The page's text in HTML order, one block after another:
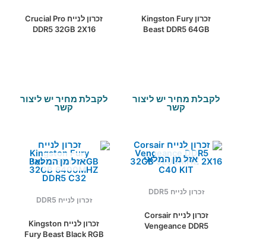
זכרון Kingston Fury
Beast DDR5 64GB
לקבלת מחיר יש ליצור
קשר
זכרון לנייח Crucial Pro
DDR5 32GB 2X16
לקבלת מחיר יש ליצור
קשר
אזל מן המלאי
זכרון לנייח DDR5
זכרון לנייח Corsair
Vengeance DDR5
אזל מן המלאי
זכרון לנייח DDR5
זכרון לנייח Kingston
Fury Beast Black RGB